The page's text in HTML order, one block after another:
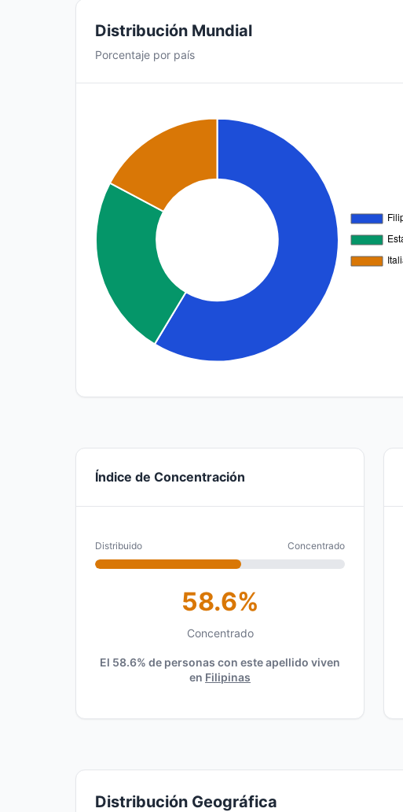
Distribución Mundial
Porcentaje por país
Índice de Concentración
Distribuido Concentrado
58.6%
Concentrado
El 58.6% de personas con este apellido viven
en Filipinas
Distribución Geográfica